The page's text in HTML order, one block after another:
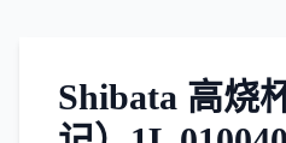
Shibata 高烧